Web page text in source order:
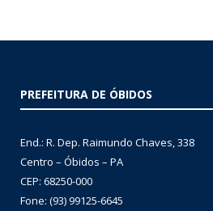
PREFEITURA DE ÓBIDOS
End.: R. Dep. Raimundo Chaves, 338
Centro – Óbidos – PA
CEP: 68250-000
Fone: (93) 99125-6645